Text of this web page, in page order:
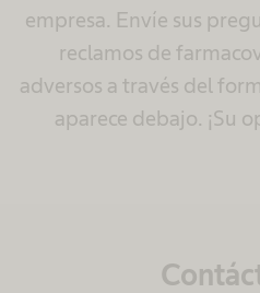
empresa. Envíe sus
reclamos de
adversos a través del
aparece debajo. ¡Su